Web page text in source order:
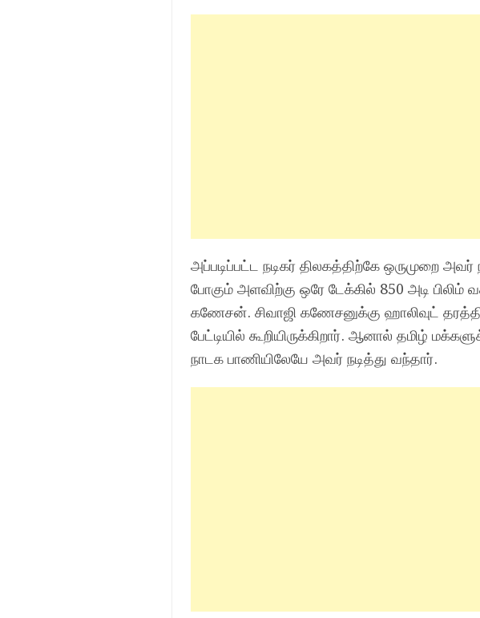
அப்படிப்பட்ட நடிகர் திலகத்திற்கே ஒருமுறை
போகும் அளவிற்கு ஒரே டேக்கில் 850 அடி
கணேசன். சிவாஜி கணேசனுக்கு ஹாலிவுட்
பேட்டியில் கூறியிருக்கிறார். ஆனால் தமிழ்
நாடக பாணியிலேயே அவர் நடித்து வந்தார்.